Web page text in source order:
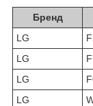
Бренд
LG
LG
LG
LG